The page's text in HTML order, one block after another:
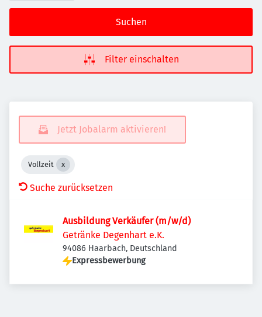
Suchen
Filter einschalten
Jetzt Jobalarm aktivieren!
Vollzeit
Suche zurücksetzen
Ausbildung Verkäufer (m/w/d)
Getränke Degenhart e.K.
94086 Haarbach, Deutschland
Expressbewerbung